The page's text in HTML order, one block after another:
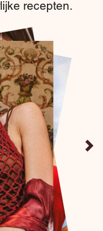
recepten.